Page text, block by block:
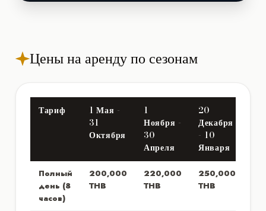
Цены на аренду по сезонам
Тариф
1 Мая -
31
Октября
1
Ноября -
30
Апреля
20
Декабря
- 10
Января
Полный
день (8
часов)
200,000
THB
220,000
THB
250,000
THB